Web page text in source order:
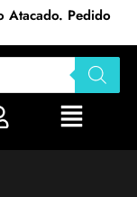
Atacado. Pedido